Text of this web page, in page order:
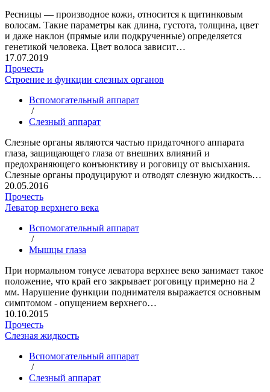
Ресницы — производное кожи, относится к щитинковым
волосам. Такие параметры как длина, густота, толщина, цвет
и даже наклон (прямые или подкрученные) определяется
генетикой человека. Цвет волоса зависит…
17.07.2019
Прочесть
Строение и функции слезных органов
Вспомогательный аппарат
/
Слезный аппарат
Слезные органы являются частью придаточного аппарата
глаза, защищающего глаза от внешних влияний и
предохраняющего конъюнктиву и роговицу от высыхания.
Слезные органы продуцируют и отводят слезную жидкость…
20.05.2016
Прочесть
Леватор верхнего века
Вспомогательный аппарат
/
Мышцы глаза
При нормальном тонусе леватора верхнее веко занимает такое
положение, что край его закрывает роговицу примерно на 2
мм. Нарушение функции поднимателя выражается основным
симптомом - опущением верхнего…
10.10.2015
Прочесть
Слезная жидкость
Вспомогательный аппарат
/
Слезный аппарат